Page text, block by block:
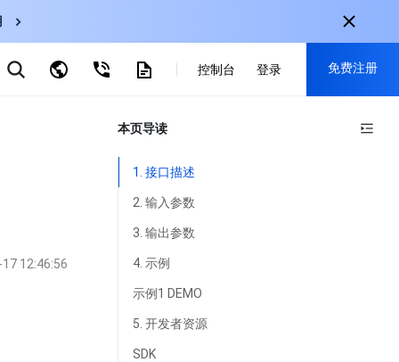
CDN
控制台 登录 免费注册
注册获取以下福利：
12:46:56
本页导读
1. 接口描述
2. 输入参数
3. 输出参数
4. 示例
示例1 DEMO
5. 开发者资源
SDK